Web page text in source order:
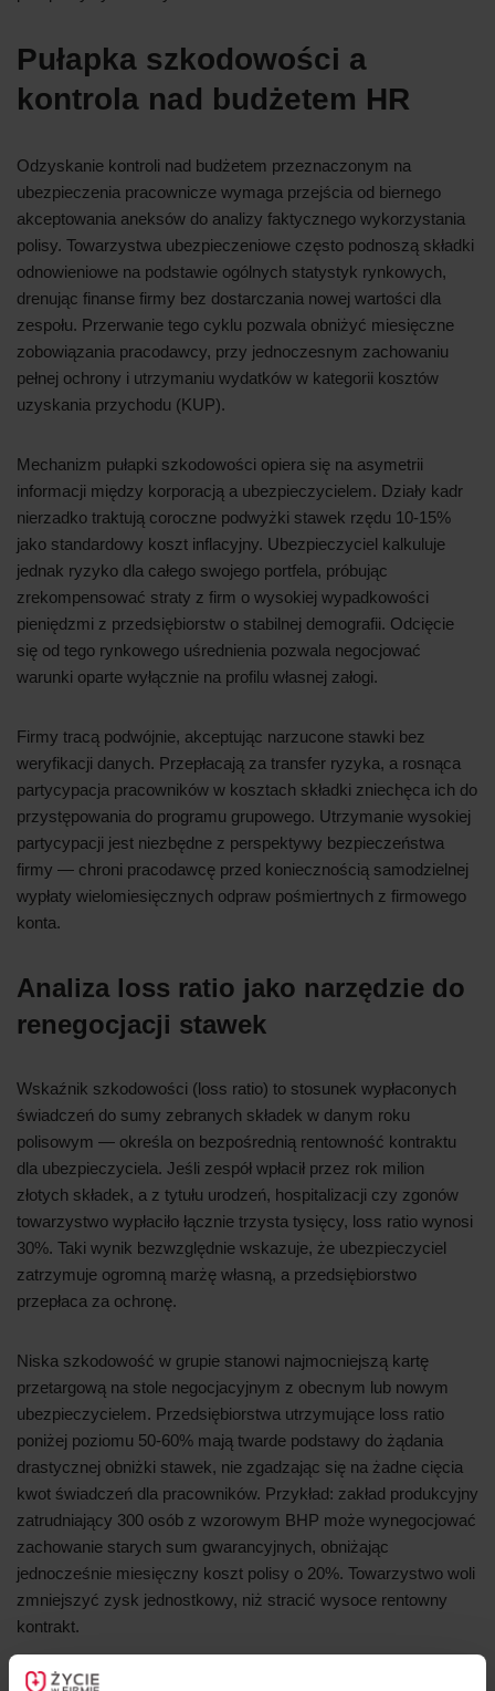
Pułapka szkodowości a
kontrola nad budżetem HR
Odzyskanie kontroli nad budżetem przeznaczonym na
ubezpieczenia pracownicze wymaga przejścia od biernego
akceptowania aneksów do analizy faktycznego wykorzystania
polisy. Towarzystwa ubezpieczeniowe często podnoszą składki
odnowieniowe na podstawie ogólnych statystyk rynkowych,
drenując finanse firmy bez dostarczania nowej wartości dla
zespołu. Przerwanie tego cyklu pozwala obniżyć miesięczne
zobowiązania pracodawcy, przy jednoczesnym zachowaniu
pełnej ochrony i utrzymaniu wydatków w kategorii kosztów
uzyskania przychodu (KUP).
Mechanizm pułapki szkodowości opiera się na asymetrii
informacji między korporacją a ubezpieczycielem. Działy kadr
nierzadko traktują coroczne podwyżki stawek rzędu 10-15%
jako standardowy koszt inflacyjny. Ubezpieczyciel kalkuluje
jednak ryzyko dla całego swojego portfela, próbując
zrekompensować straty z firm o wysokiej wypadkowości
pieniędzmi z przedsiębiorstw o stabilnej demografii. Odcięcie
się od tego rynkowego uśrednienia pozwala negocjować
warunki oparte wyłącznie na profilu własnej załogi.
Firmy tracą podwójnie, akceptując narzucone stawki bez
weryfikacji danych. Przepłacają za transfer ryzyka, a rosnąca
partycypacja pracowników w kosztach składki zniechęca ich do
przystępowania do programu grupowego. Utrzymanie wysokiej
partycypacji jest niezbędne z perspektywy bezpieczeństwa
firmy — chroni pracodawcę przed koniecznością samodzielnej
wypłaty wielomiesięcznych odpraw pośmiertnych z firmowego
konta.
Analiza loss ratio jako narzędzie do
renegocjacji stawek
Wskaźnik szkodowości (loss ratio) to stosunek wypłaconych
świadczeń do sumy zebranych składek w danym roku
polisowym — określa on bezpośrednią rentowność kontraktu
dla ubezpieczyciela. Jeśli zespół wpłacił przez rok milion
złotych składek, a z tytułu urodzeń, hospitalizacji czy zgonów
towarzystwo wypłaciło łącznie trzysta tysięcy, loss ratio wynosi
30%. Taki wynik bezwzględnie wskazuje, że ubezpieczyciel
zatrzymuje ogromną marżę własną, a przedsiębiorstwo
przepłaca za ochronę.
Niska szkodowość w grupie stanowi najmocniejszą kartę
przetargową na stole negocjacyjnym z obecnym lub nowym
ubezpieczycielem. Przedsiębiorstwa utrzymujące loss ratio
poniżej poziomu 50-60% mają twarde podstawy do żądania
drastycznej obniżki stawek, nie zgadzając się na żadne cięcia
kwot świadczeń dla pracowników. Przykład: zakład produkcyjny
zatrudniający 300 osób z wzorowym BHP może wynegocjować
zachowanie starych sum gwarancyjnych, obniżając
jednocześnie miesięczny koszt polisy o 20%. Towarzystwo woli
zmniejszyć zysk jednostkowy, niż stracić wysoce rentowny
kontrakt.
Wdrożenie analityki ubezpieczeniowej wymaga odpowiedniego